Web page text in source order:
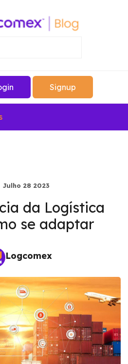
Signup
Julho 28 2023
da Logística
se adaptar
Logcomex